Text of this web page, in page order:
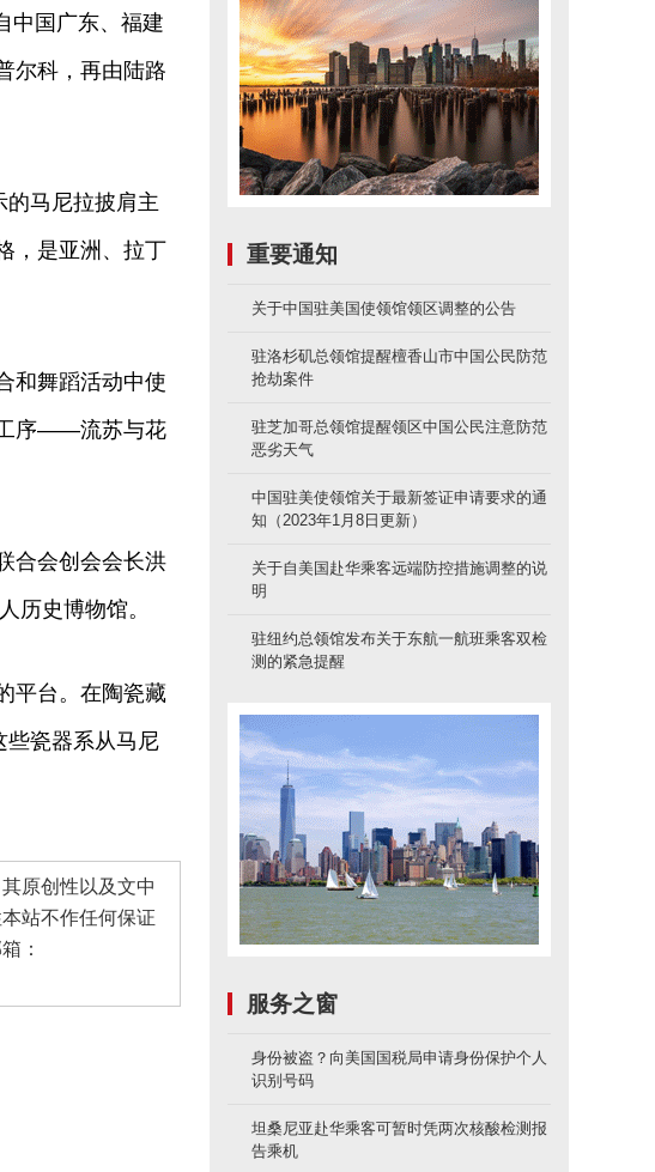
国广东、福建
尔科，再由陆路
马尼拉披肩主
，是亚洲、拉丁
和舞蹈活动中使
工序——流苏与花
合会创会会长洪
历史博物馆。
平台。在陶瓷藏
些瓷器系从马尼
原创性以及文中
站不作任何保证
：
重要通知
关于中国驻美国使领馆领区调整的公告
驻洛杉矶总领馆提醒檀香山市中国公民防范
抢劫案件
驻芝加哥总领馆提醒领区中国公民注意防范
恶劣天气
中国驻美使领馆关于最新签证申请要求的通
知（2023年1月8日更新）
关于自美国赴华乘客远端防控措施调整的说
明
驻纽约总领馆发布关于东航一航班乘客双检
测的紧急提醒
服务之窗
身份被盗？向美国国税局申请身份保护个人
识别号码
坦桑尼亚赴华乘客可暂时凭两次核酸检测报
告乘机